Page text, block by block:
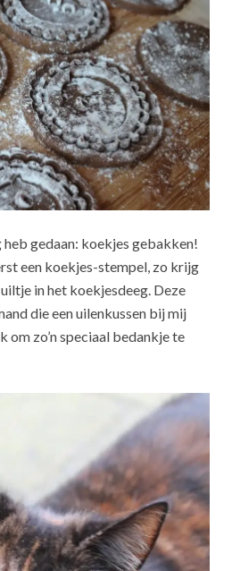
gedaan: koekjes gebakken!
een koekjes-stempel, zo krijg
in het koekjesdeeg. Deze
die een uilenkussen bij mij
om zo’n speciaal bedankje te